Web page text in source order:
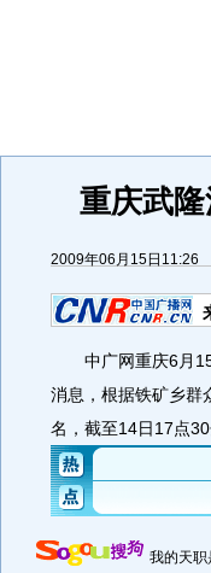
重庆武
2009年06月15日11:26
中广网重庆6月15
消息，根据铁矿乡群
名，截至14日17点
我的天职